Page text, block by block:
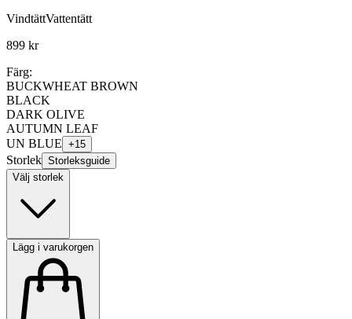
VindtättVattentätt
899 kr
Färg:
BUCKWHEAT BROWN
BLACK
DARK OLIVE
AUTUMN LEAF
UN BLUE +15
Storlek Storleksguide
Välj storlek
Lägg i varukorgen